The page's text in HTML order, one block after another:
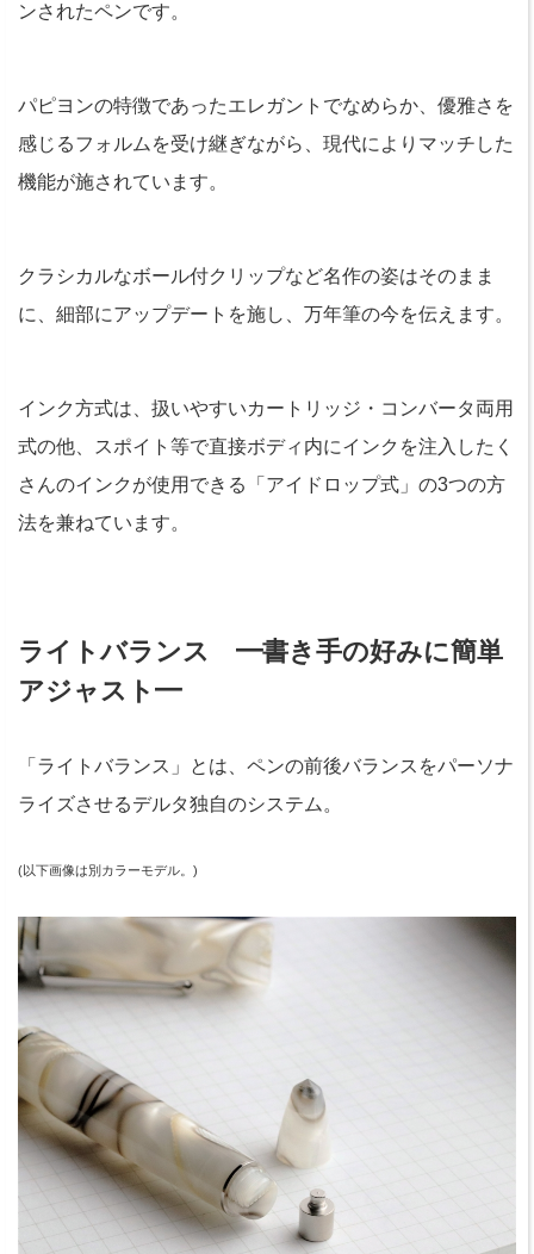
ンされたペンです。
パピヨンの特徴であったエレガントでなめらか、優雅さを
感じるフォルムを受け継ぎながら、現代によりマッチした
機能が施されています。
クラシカルなボール付クリップなど名作の姿はそのまま
に、細部にアップデートを施し、万年筆の今を伝えます。
インク方式は、扱いやすいカートリッジ・コンバータ両用
式の他、スポイト等で直接ボディ内にインクを注入したく
さんのインクが使用できる「アイドロップ式」の3つの方
法を兼ねています。
ライトバランス ━書き手の好みに簡単
アジャスト━
「ライトバランス」とは、ペンの前後バランスをパーソナ
ライズさせるデルタ独自のシステム。
(以下画像は別カラーモデル。)